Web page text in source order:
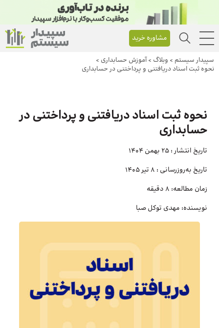
مشاوره خرید
سپیدار سیستم > وبلاگ >آموزش حسابداری >
نحوه ثبت‌ اسناد دریافتنی و پرداختنی در حسابداری
نحوه ثبت‌ اسناد دریافتنی و پرداختنی در
حسابداری
تاریخ انتشار : 25 بهمن 1404
تاریخ به‌روزرسانی : 8 تیر 1405
زمان مطالعه: 8 دقیقه
نویسنده: مهدی توکل صبا